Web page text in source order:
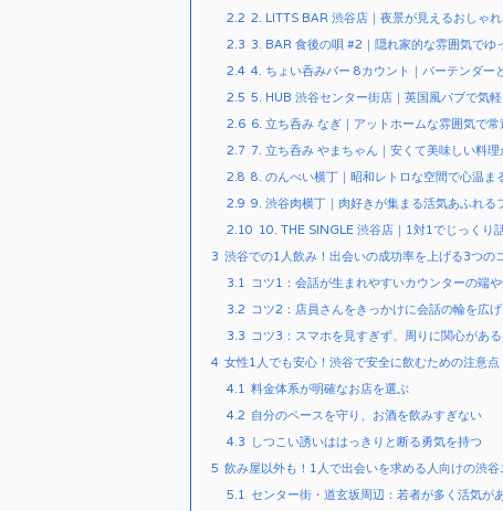
2.2 2. LITTS BAR 渋谷店｜夜景が見えるおしゃ
2.3 3. BAR 食後の唄 #2｜隠れ家的な雰囲気でゆ
2.4 4. ちょい呑みバー 8カウント｜バーテンダー
2.5 5. HUB 渋谷センター街店｜英国風パブで気
2.6 6. 立ち呑み なぎ｜アットホームな雰囲気で
2.7 7. 立ち呑み やまちゃん｜安くて美味しい料
2.8 8. のんべい横丁｜昭和レトロな空間で心温ま
2.9 9. 渋谷肉横丁｜肉好きが集まる活気あふれる
2.10 10. THE SINGLE 渋谷店｜1対1でじっくり
3 渋谷での1人飲み！出会いの成功率を上げる3つの
3.1
コツ1：会話が生まれやすいカウンターの端
3.2 コツ2：店員さんをきっかけに会話の輪を広
3.3 コツ3：スマホを見すぎず、周りに関心があ
4 女性1人でも安心！渋谷で安全に飲むための注意点
4.1 料金体系が明確なお店を選ぶ
4.2 自分のペースを守り、お酒を飲みすぎない
4.3 しつこい誘いははっきりと断る勇気を持つ
5 飲み屋以外も！1人で出会いを求める人向けの渋谷
5.1 センター街・道玄坂周辺：若者が多く活気が